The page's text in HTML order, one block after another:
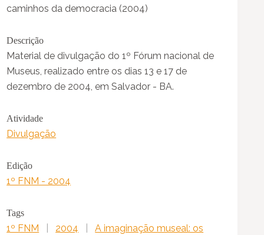
caminhos da democracia (2004)
Descrição
Material de divulgação do 1º Fórum nacional de
Museus, realizado entre os dias 13 e 17 de
dezembro de 2004, em Salvador - BA.
Atividade
Divulgação
Edição
1º FNM - 2004
Tags
1º FNM 2004
A imaginação museal: os